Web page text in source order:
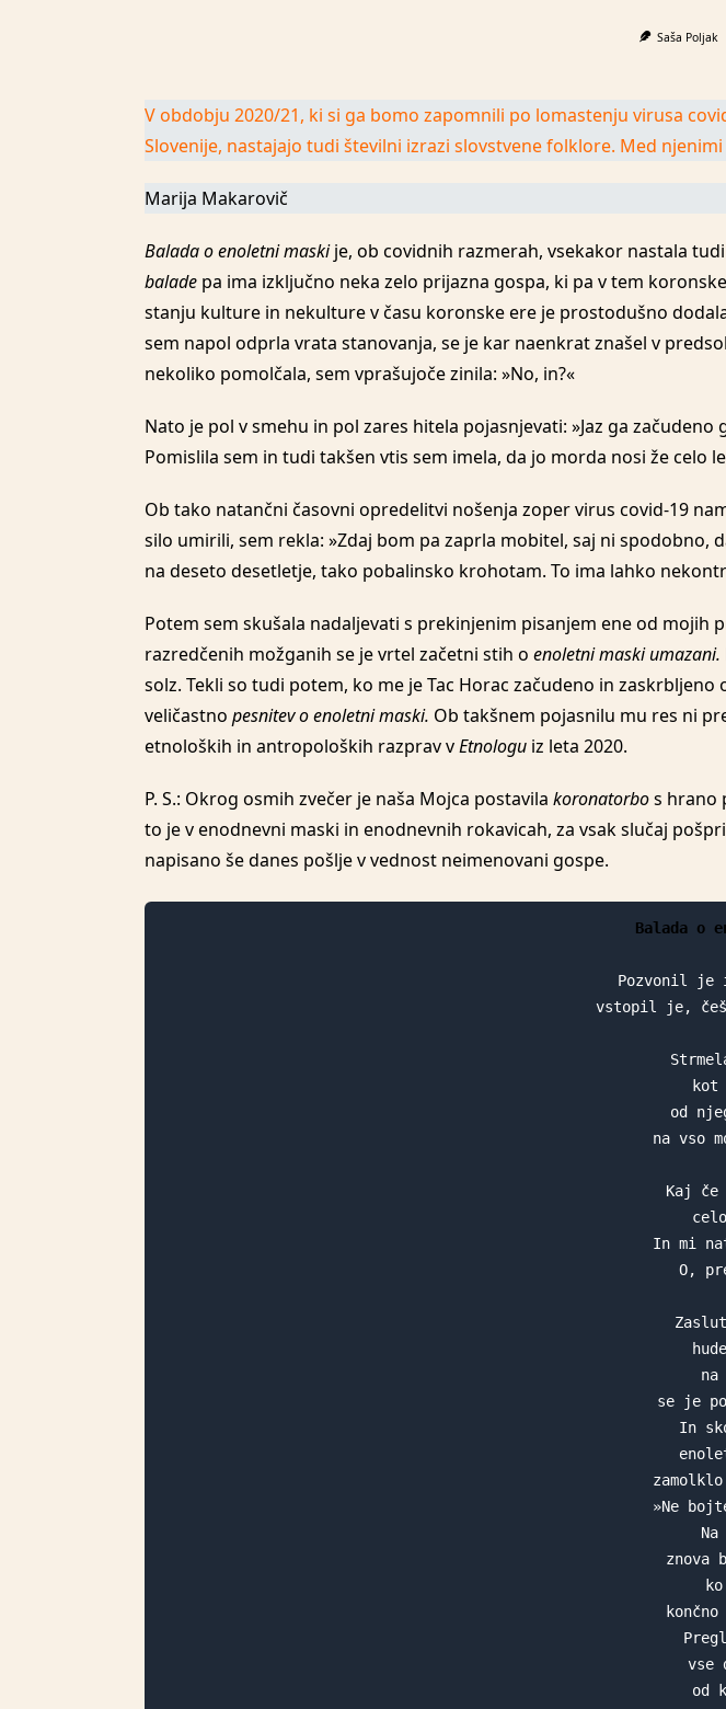
Saša Poljak
V obdobju 2020/21, ki si ga bomo zapomnili po lomastenju virusa
Slovenije, nastajajo tudi številni izrazi slovstvene folklore. Med
Marija Makarovič
Balada o enoletni maskije, ob covidnih razmerah, vsekakor nastala
balade pa ima izključno neka zelo prijazna gospa, ki pa v tem
stanju kulture in nekulture v času koronske ere je prostodušno
sem napol odprla vrata stanovanja, se je kar naenkrat znašel v
nekoliko pomolčala, sem vprašujoče zinila: »No, in?«
Nato je pol v smehu in pol zares hitela pojasnjevati: »Jaz ga
Pomislila sem in tudi takšen vtis sem imela, da jo morda nosi že celo
Ob tako natančni časovni opredelitvi nošenja zoper virus covid-19
silo umirili, sem rekla: »Zdaj bom pa zaprla mobitel, saj ni
na deseto desetletje, tako pobalinsko krohotam. To ima lahko
Potem sem skušala nadaljevati s prekinjenim pisanjem ene od
razredčenih možganih se je vrtel začetni stih o enoletni maski umazani.
solz. Tekli so tudi potem, ko me je Tac Horac začudeno in
veličastno pesnitev o enoletni maski. Ob takšnem pojasnilu mu res ni
etnoloških in antropoloških razprav vEtnologu iz leta 2020.
P. S.: Okrog osmih zvečer je naša Mojca postavila koronatorbos hrano
to je v enodnevni maski in enodnevnih rokavicah, za vsak slučaj
napisano še danes pošlje v vednost neimenovani gospe.
Balada o